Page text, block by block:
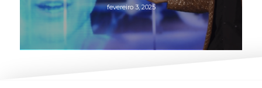
fevereiro 3, 2025